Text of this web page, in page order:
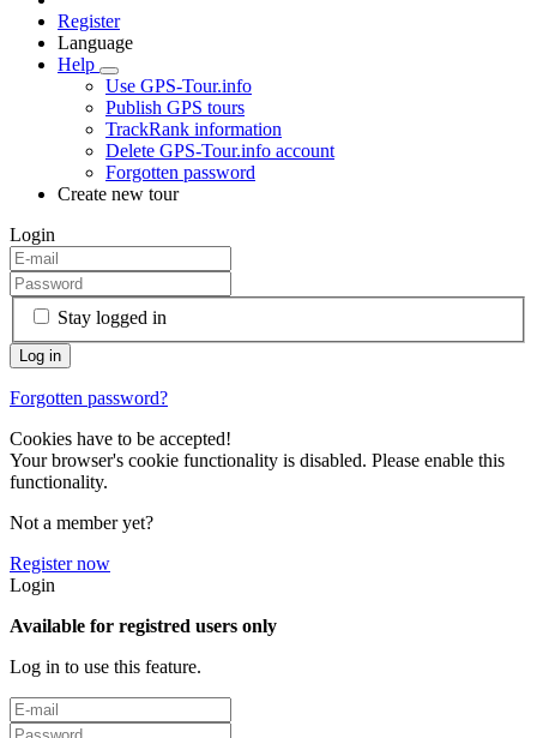
Register
Language
Help
Use GPS-Tour.info
Publish GPS tours
TrackRank information
Delete GPS-Tour.info account
Forgotten password
Create new tour
Login
Stay logged in
Forgotten password?
Cookies have to be accepted!
Your browser's cookie functionality is disabled. Please enable this
functionality.
Not a member yet?
Register now
Login
Available for registred users only
Log in to use this feature.